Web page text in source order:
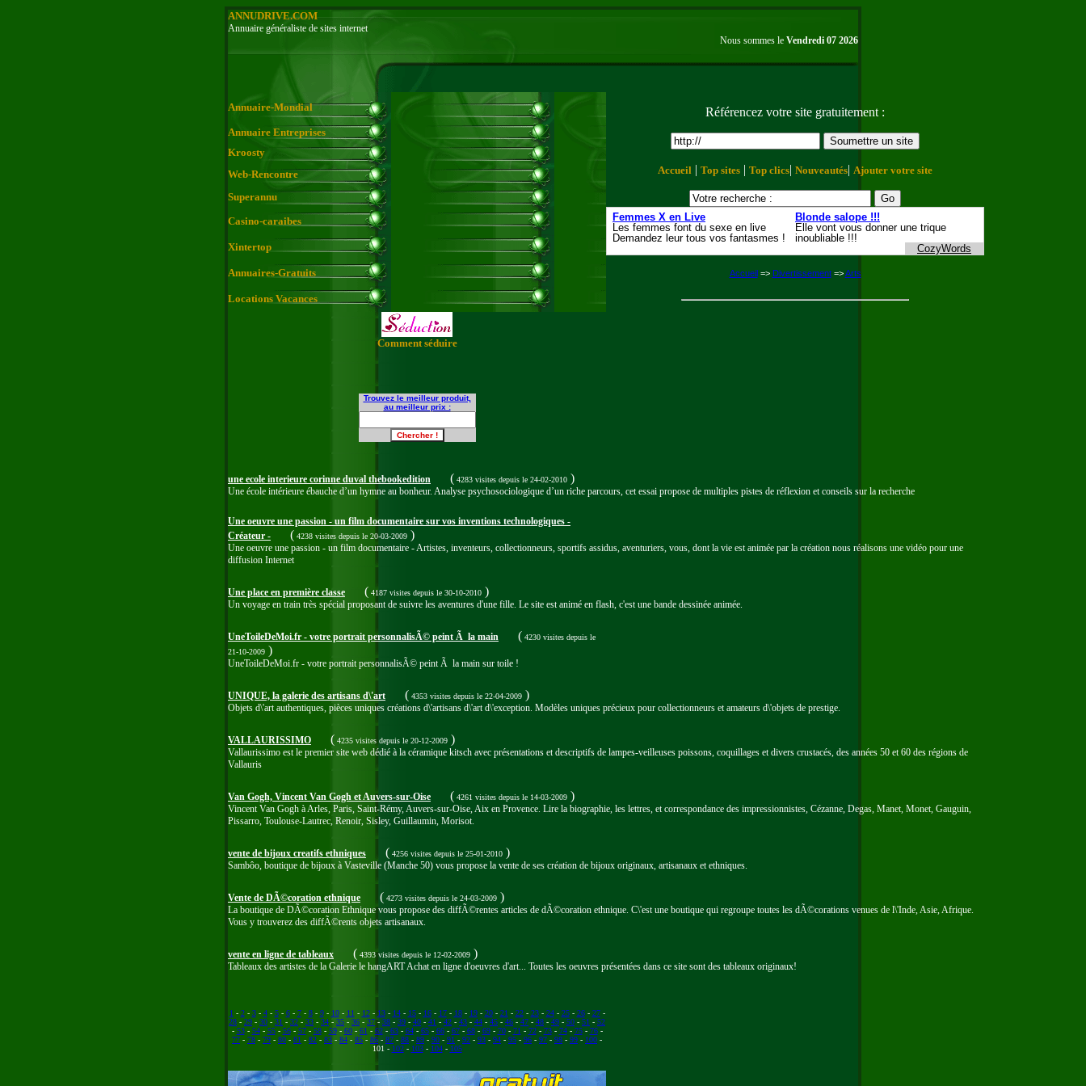
ANNUDRIVE.COM
Annuaire généraliste de sites internet
Nous sommes le Vendredi 07 2026
Annuaire-Mondial
Annuaire Entreprises
Kroosty
Web-Rencontre
Superannu
Casino-caraibes
Xintertop
Annuaires-Gratuits
Locations Vacances
Comment séduire
Trouvez le meilleur produit,
au meilleur prix :
Référencez votre site gratuitement :
Accueil | Top sites | Top clics| Nouveautés| Ajouter votre site
Accueil=> Divertissement=>Arts
une ecole interieure corinne duval thebookedition ( 4283 visites depuis le 24-02-2010 )
Une école intérieure ébauche d’un hymne au bonheur. Analyse psychosociologique d’un riche parcours, cet essai propose de multiples pistes de réflexion et conseils sur la recherche
Une oeuvre une passion - un film documentaire sur vos inventions technologiques -
Créateur -
( 4238 visites depuis le 20-03-2009 )
Une oeuvre une passion - un film documentaire - Artistes, inventeurs, collectionneurs, sportifs assidus, aventuriers, vous, dont la vie est animée par la création nous réalisons une vidéo pour une
diffusion Internet
Une place en première classe ( 4187 visites depuis le 30-10-2010 )
Un voyage en train très spécial proposant de suivre les aventures d'une fille. Le site est animé en flash, c'est une bande dessinée animée.
UneToileDeMoi.fr - votre portrait personnalisÃ© peint Ã la main ( 4230 visites depuis le
21-10-2009 )
UneToileDeMoi.fr - votre portrait personnalisÃ© peint Ã la main sur toile !
UNIQUE, la galerie des artisans d\'art ( 4353 visites depuis le 22-04-2009 )
Objets d\'art authentiques, pièces uniques créations d\'artisans d\'art d\'exception. Modèles uniques précieux pour collectionneurs et amateurs d\'objets de prestige.
VALLAURISSIMO ( 4235 visites depuis le 20-12-2009 )
Vallaurissimo est le premier site web dédié à la céramique kitsch avec présentations et descriptifs de lampes-veilleuses poissons, coquillages et divers crustacés, des années 50 et 60 des régions de
Vallauris
Van Gogh, Vincent Van Gogh et Auvers-sur-Oise ( 4261 visites depuis le 14-03-2009 )
Vincent Van Gogh à Arles, Paris, Saint-Rémy, Auvers-sur-Oise, Aix en Provence. Lire la biographie, les lettres, et correspondance des impressionnistes, Cézanne, Degas, Manet, Monet, Gauguin,
Pissarro, Toulouse-Lautrec, Renoir, Sisley, Guillaumin, Morisot.
vente de bijoux creatifs ethniques ( 4256 visites depuis le 25-01-2010 )
Sambôo, boutique de bijoux à Vasteville (Manche 50) vous propose la vente de ses création de bijoux originaux, artisanaux et ethniques.
Vente de DÃ©coration ethnique ( 4273 visites depuis le 24-03-2009 )
La boutique de DÃ©coration Ethnique vous propose des diffÃ©rentes articles de dÃ©coration ethnique. C\'est une boutique qui regroupe toutes les dÃ©corations venues de l\'Inde, Asie, Afrique.
Vous y trouverez des diffÃ©rents objets artisanaux.
vente en ligne de tableaux ( 4393 visites depuis le 12-02-2009 )
Tableaux des artistes de la Galerie le hangART Achat en ligne d'oeuvres d'art... Toutes les oeuvres présentées dans ce site sont des tableaux originaux!
1 - 2- 3- 4- 5- 6- 7- 8- 9- 10- 11 - 12- 13- 14- 15- 16- 17- 18- 19- 20- 21 - 22- 23- 24- 25- 26- 27-
28 - 29 - 30 - 31 - 32 - 33 - 34 - 35 - 36 - 37- 38 - 39 - 40 - 41 - 42 - 43 - 44 - 45 - 46 - 47 - 48 - 49 - 50 - 51 - 52
- 53- 54- 55- 56- 57- 58- 59- 60- 61 - 62- 63- 64- 65- 66- 67- 68- 69- 70- 71 - 72- 73- 74- 75- 76-
77 - 78 - 79 - 80 - 81 - 82 - 83 - 84 - 85 - 86 - 87 - 88 - 89 - 90 - 91 - 92 - 93 - 94 - 95 - 96 - 97 - 98 - 99 - 100 -
101 - 102- 103- 104- 105